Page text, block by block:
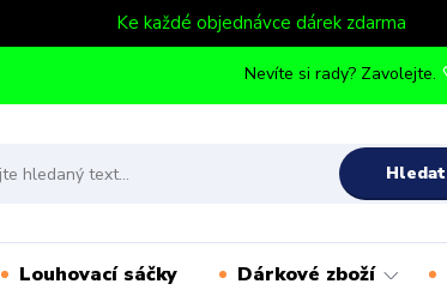
Ke každé objednávce dárek zdarma
Hledat
Nevíte si rady? Zavolejte.
Louhovací sáčky Dárkové zboží